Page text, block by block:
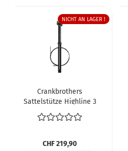
NICHT AN LAGER !
Crankbrothers
Sattelstütze Highline 3
CHF 219,90